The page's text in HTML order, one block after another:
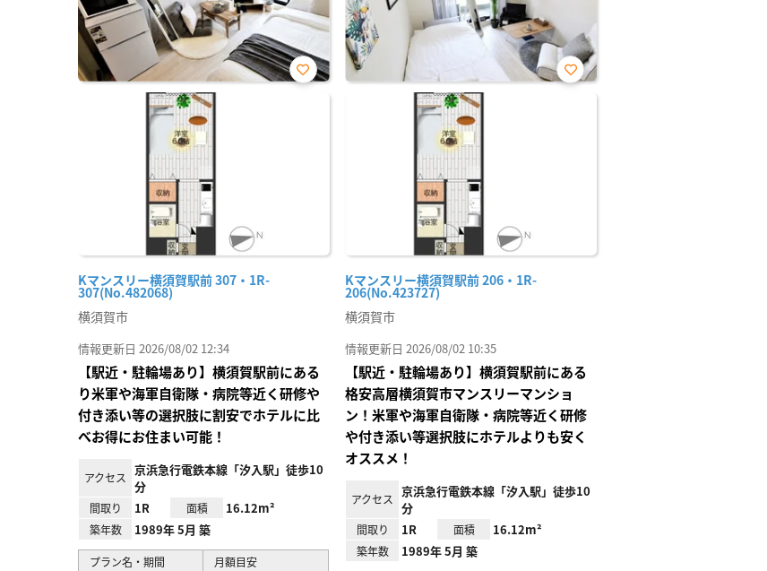
Kマンスリー横須賀駅前 307・1R-
307(No.482068)
お気
横須賀市
情報更新日 2026/08/02 12:34
【駅近・駐輪場あり】横須賀駅前にある
り米軍や海軍自衛隊・病院等近く研修や
付き添い等の選択肢に割安でホテルに比
べお得にお住まい可能！
アクセス
京浜急行電鉄本線「汐入駅」徒歩10
分
間取り 1R 面積 16.12m²
築年数 1989年 5月 築
プラン名・期間 月額目安
Kマンスリー横須賀駅前 206・1R-
206(No.423727)
お気
横須賀市
情報更新日 2026/08/02 10:35
【駅近・駐輪場あり】横須賀駅前にある
格安高層横須賀市マンスリーマンショ
ン！米軍や海軍自衛隊・病院等近く研修
や付き添い等選択肢にホテルよりも安く
オススメ！
アクセス
京浜急行電鉄本線「汐入駅」徒歩10
分
間取り 1R 面積 16.12m²
築年数 1989年 5月 築